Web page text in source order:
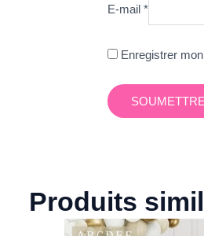
E-mail*
Enregistrer
Produits